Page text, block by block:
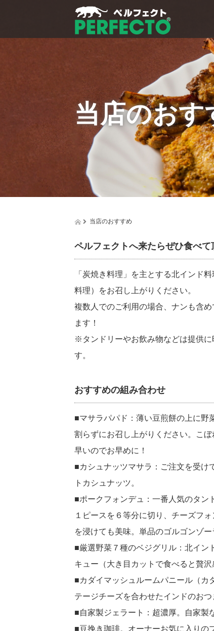
当店のおす
当店のおすすめ
ペルフェクトへ来たらぜひ食べて
「炭焼き料理」を主とする北インド
料理）をお召し上がりください。
複数人でのご利用の場合、ナンも含
ます！
※タンドリーやお飲み物などは提供
す。
おすすめの組み合わせ
■マサラパパド：薄い豆煎餅の上に野
割らずにお召し上がりください。こ
早いのでお早めに！
■カシュナッツマサラ：ご注文を受け
トカシュナッツ。
■ポークフォンデュ：一番人気のタン
１ピースを６等分に切り、チーズフ
を浸けても美味。単品のゴルゴンゾ
■厳選野菜７種のベジグリル：北イン
キュー（大き目カットで食べると贅
■カダイマッシュルームパニール（カ
テージチーズを合わせたインドのお
■自家製ジェラート：超濃厚。自家製
■豆挽き珈琲。オーナーお気に入りの